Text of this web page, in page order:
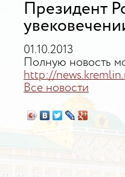
Президент
01.10.2013
Полную новость
http://
Все новости